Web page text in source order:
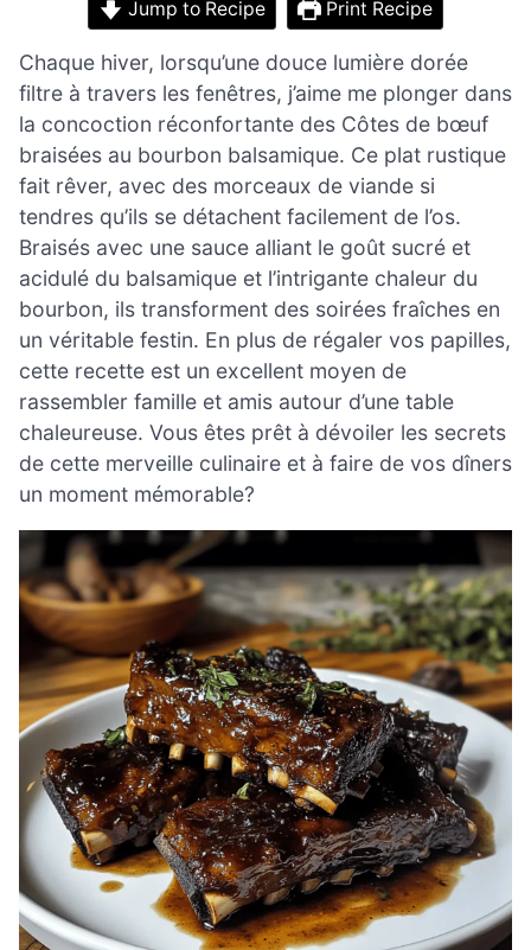
Jump to Recipe Print Recipe
Chaque hiver, lorsqu’une douce lumière dorée
filtre à travers les fenêtres, j’aime me plonger dans
la concoction réconfortante des Côtes de bœuf
braisées au bourbon balsamique. Ce plat rustique
fait rêver, avec des morceaux de viande si
tendres qu’ils se détachent facilement de l’os.
Braisés avec une sauce alliant le goût sucré et
acidulé du balsamique et l’intrigante chaleur du
bourbon, ils transforment des soirées fraîches en
un véritable festin. En plus de régaler vos papilles,
cette recette est un excellent moyen de
rassembler famille et amis autour d’une table
chaleureuse. Vous êtes prêt à dévoiler les secrets
de cette merveille culinaire et à faire de vos dîners
un moment mémorable?